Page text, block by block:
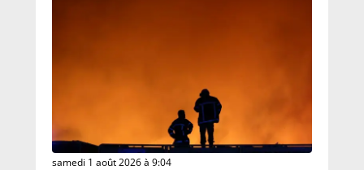
samedi 1 août 2026 à 9:04